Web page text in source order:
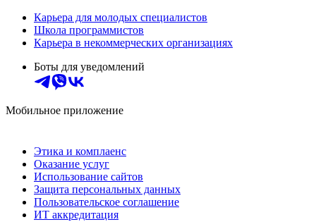
Карьера для молодых специалистов
Школа программистов
Карьера в некоммерческих организациях
Боты для уведомлений
Мобильное приложение
Этика и комплаенс
Оказание услуг
Использование сайтов
Защита персональных данных
Пользовательское соглашение
ИТ аккредитация